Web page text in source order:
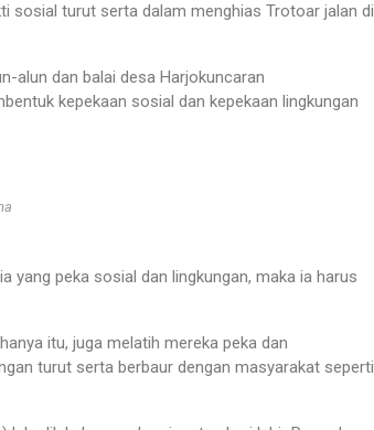
sosial turut serta dalam menghias Trotoar jalan di
alun dan balai desa Harjokuncaran
kepekaan sosial dan kepekaan lingkungan
yang peka sosial dan lingkungan, maka ia harus
itu, juga melatih mereka peka dan
turut serta berbaur dengan masyarakat seperti